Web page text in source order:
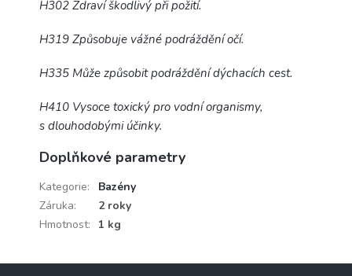
H302 Zdraví škodlivý při požití.
H319 Způsobuje vážné podráždění očí.
H335 Může způsobit podráždění dýchacích cest.
H410 Vysoce toxický pro vodní organismy,
s dlouhodobými účinky.
Doplňkové parametry
Kategorie:
Bazény
Záruka:
2 roky
Hmotnost: 1 kg